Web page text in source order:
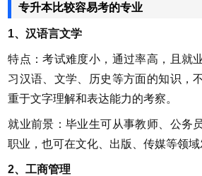
专升本比较容易考的专业
1、汉语言文学
特点：考试难度小，通过率高，且就
习汉语、文学、历史等方面的知识，
重于文字理解和表达能力的考察。
就业前景：毕业生可从事教师、公务
职业，也可在文化、出版、传媒等领域
2、工商管理